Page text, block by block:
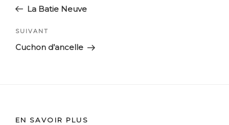
l’article
précédent
La Batie Neuve
Article
suivant
SUIVANT
Cuchon d’ancelle
EN SAVOIR PLUS